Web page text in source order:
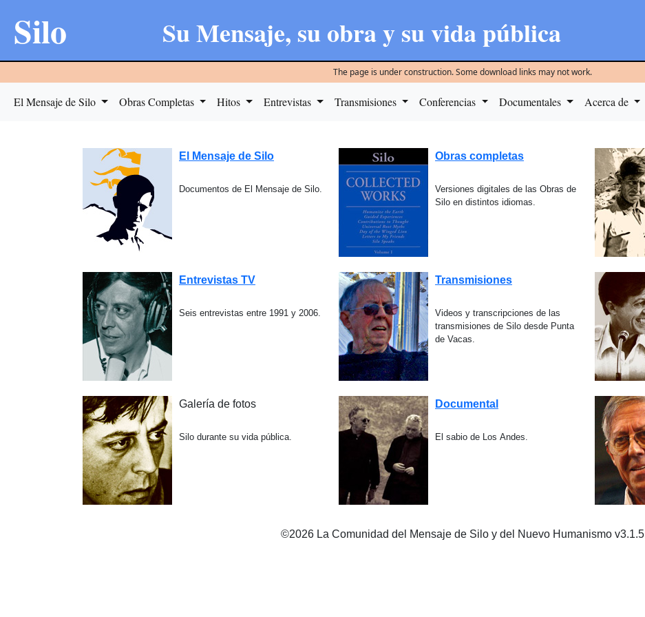
Silo Su Mensaje, su obra y su vida pública
The page is under construction. Some download links may not work.
El Mensaje de Silo Obras Completas Hitos Entrevistas Transmisiones Conferencias Documentales Acerca de
El Mensaje de Silo
Documentos de El Mensaje de Silo.
Obras completas
Versiones digitales de las Obras de
Silo en distintos idiomas.
Entrevistas TV
Seis entrevistas entre 1991 y 2006.
Transmisiones
Videos y transcripciones de las
transmisiones de Silo desde Punta
de Vacas.
Galería de fotos
Silo durante su vida pública.
Documental
El sabio de Los Andes.
©2026 La Comunidad del Mensaje de Silo y del Nuevo Humanismo v3.1.5